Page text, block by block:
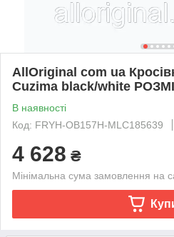
AllOriginal com ua
Cuzima black/white
В наявності
Код: FRYH-OB157H-MLC185639
4 628 ₴
Мінімальна сума замовлення на